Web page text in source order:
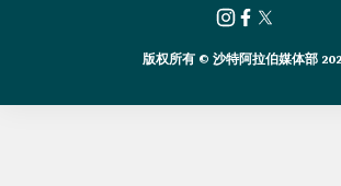
版权所有 © 沙特阿拉伯媒体部